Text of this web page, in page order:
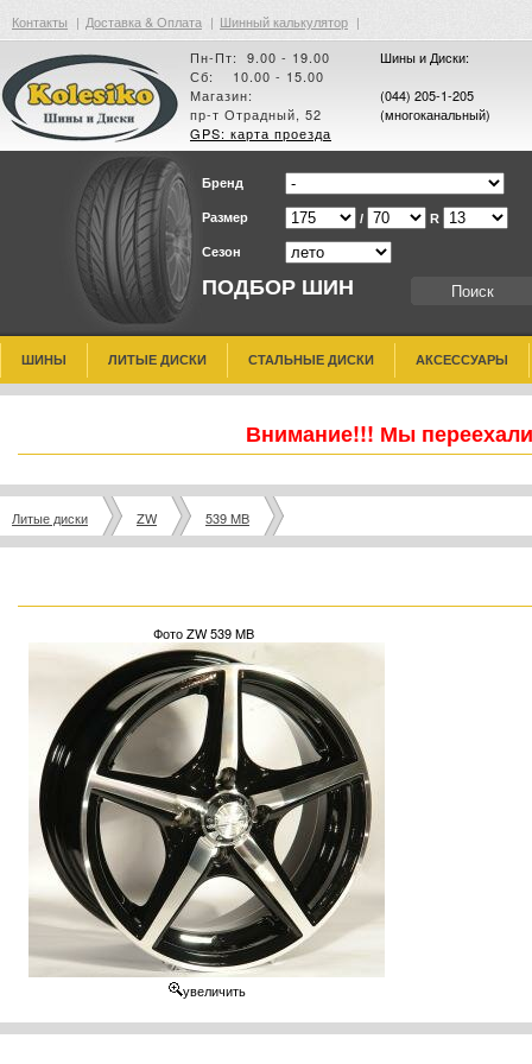
Контакты | Доставка & Оплата | Шинный калькулятор |
Пн-Пт: 9.00 - 19.00
Сб: 10.00 - 15.00
Магазин:
пр-т Отрадный, 52
GPS: карта проезда
Шины и Диски:
(044) 205-1-205
(многоканальный)
ПОДБОР ШИН
Бренд
Размер / R
Сезон
ШИНЫ ЛИТЫЕ ДИСКИ СТАЛЬНЫЕ ДИСКИ АКСЕССУАРЫ
Внимание!!! Мы
Литые диски ZW 539 MB
Фото ZW 539 MB
увеличить